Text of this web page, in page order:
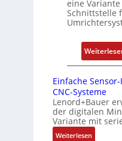
eine
Schnittstelle
Einfache
CNC-Systeme
Lenord+Bauer
der digitalen
Variante mit
Weiterlesen: